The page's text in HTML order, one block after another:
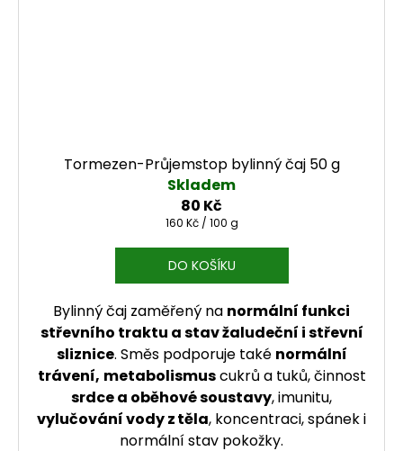
Tormezen-Průjemstop bylinný čaj 50 g
Skladem
80 Kč
Měrná cena:
160 Kč / 100 g
DO KOŠÍKU
Bylinný čaj zaměřený na normální funkci
střevního traktu a stav žaludeční i střevní
sliznice. Směs podporuje také normální
trávení, metabolismuscukrů a tuků, činnost
srdce a oběhové soustavy, imunitu,
vylučování vody z těla, koncentraci, spánek i
normální stav pokožky.